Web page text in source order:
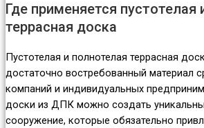
Где применяется пустотелая
террасная доска
Пустотелая и полнотелая террасная
достаточно востребованный материал
компаний и индивидуальных
доски из ДПК можно создать
сооружение, которые обязательно